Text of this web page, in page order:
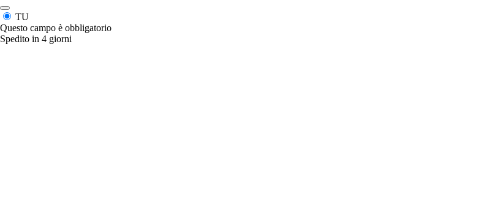
TU
Questo campo è obbligatorio
Spedito in 4 giorni